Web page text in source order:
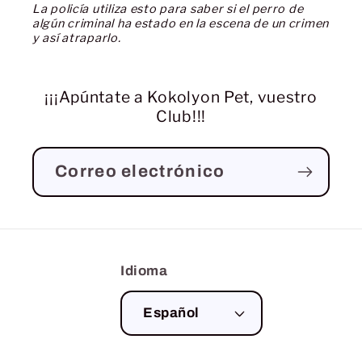
La policía utiliza esto para saber si el perro de
algún criminal ha estado en la escena de un crimen
y así atraparlo.
¡¡¡Apúntate a Kokolyon Pet, vuestro
Club!!!
Correo electrónico
Idioma
Español